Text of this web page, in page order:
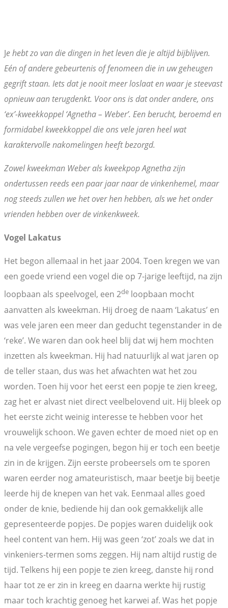
Je hebt zo van die dingen in het leven die je altijd bijblijven.
Eén of andere gebeurtenis of fenomeen die in uw geheugen
gegrift staan. Iets dat je nooit meer loslaat en waar je steevast
opnieuw aan terugdenkt. Voor ons is dat onder andere, ons
‘ex’-kweekkoppel ‘Agnetha – Weber’. Een berucht, beroemd en
formidabel kweekkoppel die ons vele jaren heel wat
karaktervolle nakomelingen heeft bezorgd.
Zowel kweekman Weber als kweekpop Agnetha zijn
ondertussen reeds een paar jaar naar de vinkenhemel, maar
nog steeds zullen we het over hen hebben, als we het onder
vrienden hebben over de vinkenkweek.
Vogel Lakatus
Het begon allemaal in het jaar 2004. Toen kregen we van
een goede vriend een vogel die op 7-jarige leeftijd, na zijn
loopbaan als speelvogel, een 2de loopbaan mocht
aanvatten als kweekman. Hij droeg de naam ‘Lakatus’ en
was vele jaren een meer dan geducht tegenstander in de
‘reke’. We waren dan ook heel blij dat wij hem mochten
inzetten als kweekman. Hij had natuurlijk al wat jaren op
de teller staan, dus was het afwachten wat het zou
worden. Toen hij voor het eerst een popje te zien kreeg,
zag het er alvast niet direct veelbelovend uit. Hij bleek op
het eerste zicht weinig interesse te hebben voor het
vrouwelijk schoon. We gaven echter de moed niet op en
na vele vergeefse pogingen, begon hij er toch een beetje
zin in de krijgen. Zijn eerste probeersels om te sporen
waren eerder nog amateuristisch, maar beetje bij beetje
leerde hij de knepen van het vak. Eenmaal alles goed
onder de knie, bediende hij dan ook gemakkelijk alle
gepresenteerde popjes. De popjes waren duidelijk ook
heel content van hem. Hij was geen ‘zot’ zoals we dat in
vinkeniers-termen soms zeggen. Hij nam altijd rustig de
tijd. Telkens hij een popje te zien kreeg, danste hij rond
haar tot ze er zin in kreeg en daarna werkte hij rustig
maar toch krachtig genoeg het karwei af. Was het popje